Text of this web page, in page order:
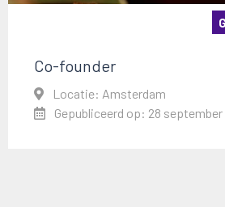
Co-founder
Locatie: Amsterdam
Gepubliceerd op: 28 september